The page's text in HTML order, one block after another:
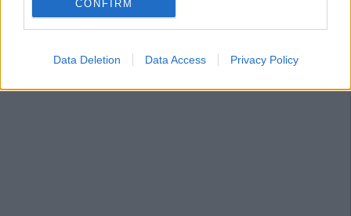
CONFIRM
Data Deletion Data Access Privacy Policy